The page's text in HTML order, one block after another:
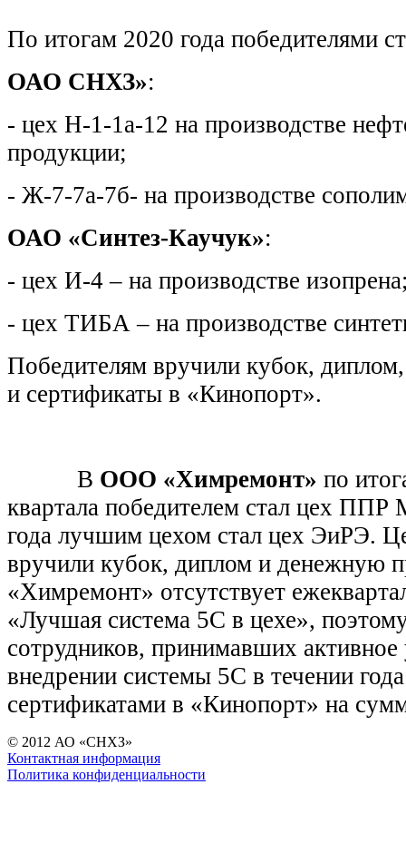
По итогам 2020 года победителями
ОАО СНХЗ»:
- цех Н-1-1а-12 на производстве
продукции;
- Ж-7-7а-7б- на производстве
ОАО «Синтез-Каучук»:
- цех И-4 – на производстве
- цех ТИБА – на производстве
Победителям вручили кубок,
и сертификаты в «Кинопорт».
В ООО «Химремонт» по
квартала победителем стал цех
года лучшим цехом стал цех ЭиРЭ.
вручили кубок, диплом и
«Химремонт» отсутствует
«Лучшая система 5С в цехе»,
сотрудников, принимавших активное
внедрении системы 5С в течении
сертификатами в «Кинопорт» на
© 2012 АО «СНХЗ»
Контактная информация
Политика конфиденциальности